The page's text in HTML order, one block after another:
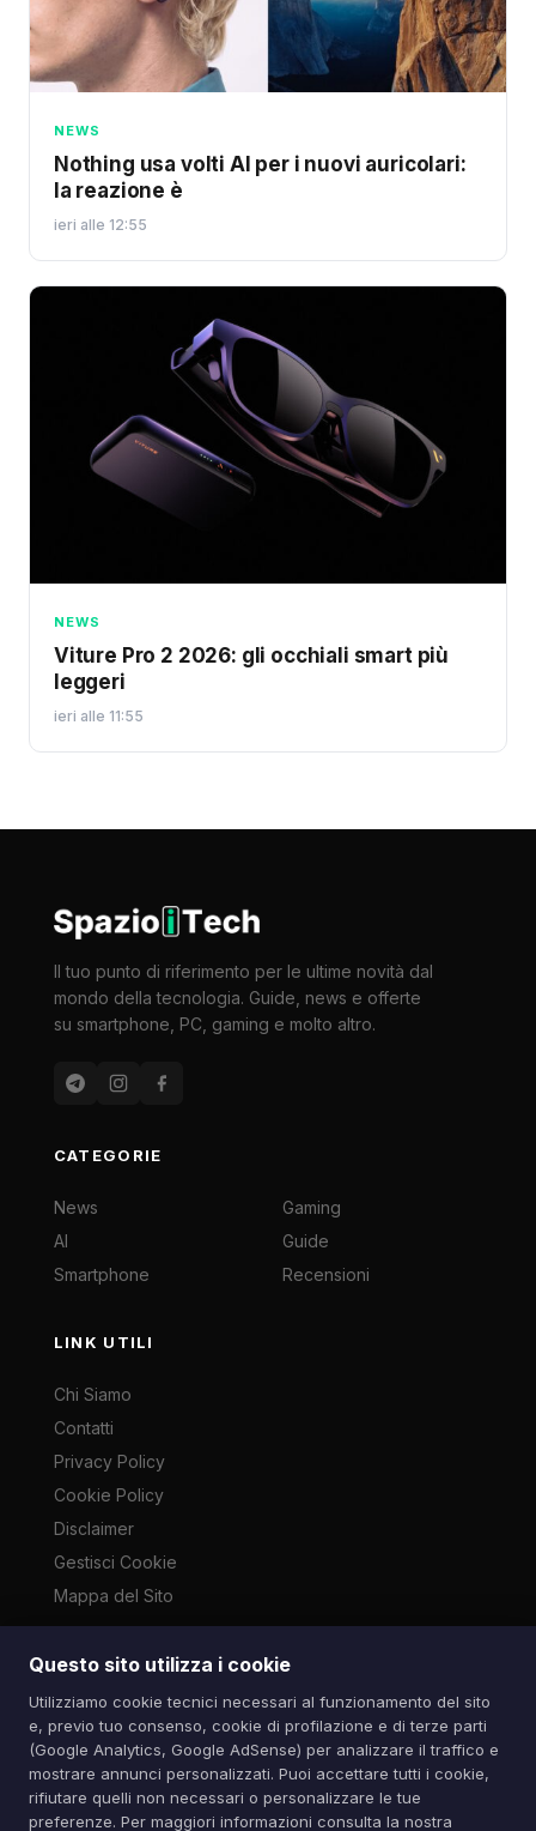
Questo sito utilizza i cookie
Utilizziamo cookie tecnici necessari al funzionamento del sito
e, previo tuo consenso, cookie di profilazione e di terze parti
(Google Analytics, Google AdSense) per analizzare il traffico e
mostrare annunci personalizzati. Puoi accettare tutti i cookie,
rifiutare quelli non necessari o personalizzare le tue
preferenze. Per maggiori informazioni consulta la nostra
NEWS
Nothing usa volti AI per i nuovi auricolari:
la reazione è
ieri alle 12:55
NEWS
Viture Pro 2 2026: gli occhiali smart più
leggeri
ieri alle 11:55
Il tuo punto di riferimento per le ultime novità dal
mondo della tecnologia. Guide, news e offerte
su smartphone, PC, gaming e molto altro.
CATEGORIE
News
AI
Smartphone
Gaming
Guide
Recensioni
LINK UTILI
Chi Siamo
Contatti
Privacy Policy
Cookie Policy
Disclaimer
Gestisci Cookie
Mappa del Sito
Le immagini presenti su questo sito sono di proprietà dei
cronaca ai sensi dell'art. 70 L. 633/1941. Contatti:
info@spazioitech.it
© 2026 Spazio iTech — Seven Trade SRLS — P.IVA: